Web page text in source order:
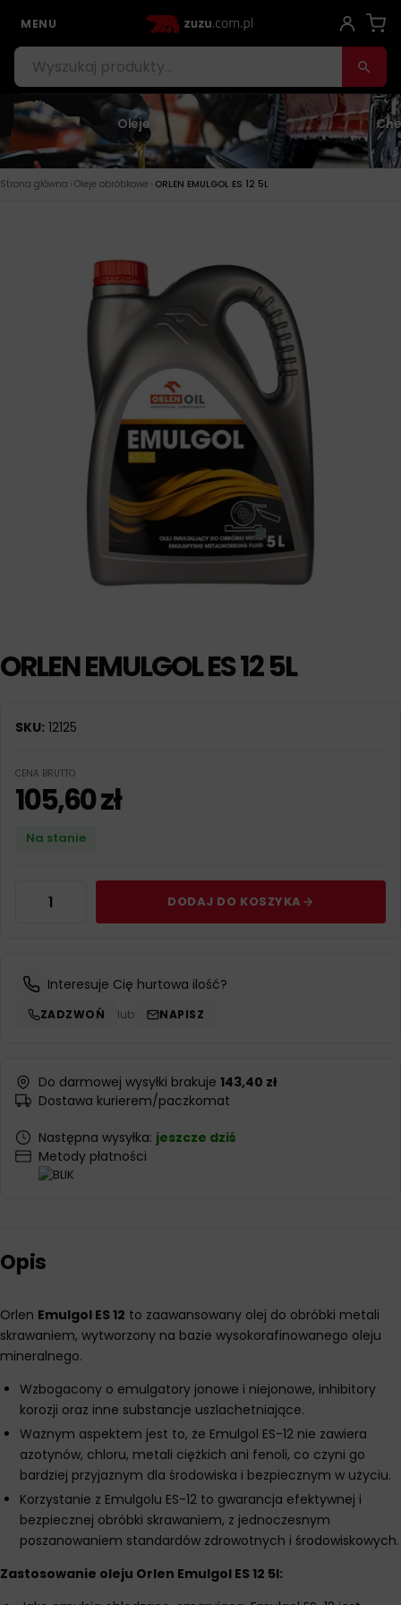
MENU
Oleje
Strona główna › Oleje obróbkowe › ORLEN EMULGOL ES 12 5L
ORLEN EMULGOL ES 12 5L
SKU: 12125
CENA BRUTTO
105,60zł
Na stanie
DODAJ DO KOSZYKA
Interesuje Cię hurtowa ilość?
ZADZWOŃ lub NAPISZ
Do darmowej wysyłki brakuje 143,40 zł
Dostawa kurierem/paczkomat
Następna wysyłka: jeszcze dziś
Metody płatności
Opis
Orlen Emulgol ES 12 to zaawansowany olej do obróbki metali
skrawaniem, wytworzony na bazie wysokorafinowanego oleju
mineralnego.
Wzbogacony o emulgatory jonowe i niejonowe, inhibitory
korozji oraz inne substancje uszlachetniające.
Ważnym aspektem jest to, że Emulgol ES-12 nie zawiera
azotynów, chloru, metali ciężkich ani fenoli, co czyni go
bardziej przyjaznym dla środowiska i bezpiecznym w użyciu.
Korzystanie z Emulgolu ES-12 to gwarancja efektywnej i
bezpiecznej obróbki skrawaniem, z jednoczesnym
poszanowaniem standardów zdrowotnych i środowiskowych.
Zastosowanie oleju Orlen Emulgol ES 12 5l: